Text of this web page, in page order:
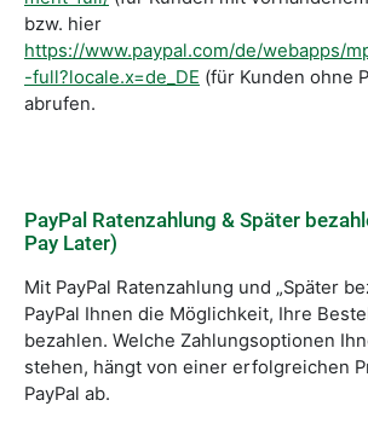
bzw. hier
https://www.paypal.com/de/webapps/
-full?locale.x=de_DE (für Kunden ohne
abrufen.
PayPal Ratenzahlung & Später
Pay Later)
Mit PayPal Ratenzahlung und „Später
PayPal Ihnen die Möglichkeit, Ihre
bezahlen. Welche Zahlungsoptionen
stehen, hängt von einer erfolgreichen
PayPal ab.